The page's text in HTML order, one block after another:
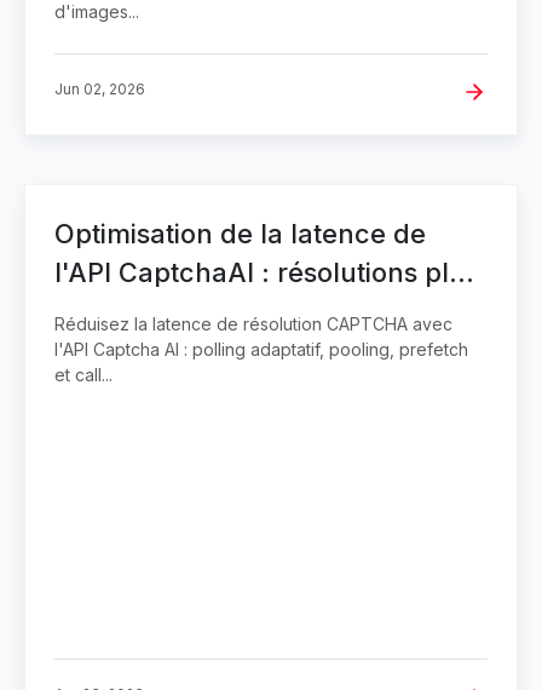
d'images...
Jun 02, 2026
API TUTORIALS
Optimisation de la latence de
l'API CaptchaAI : résolutions plus
rapides
Réduisez la latence de résolution CAPTCHA avec
l'API Captcha AI : polling adaptatif, pooling, prefetch
et call...